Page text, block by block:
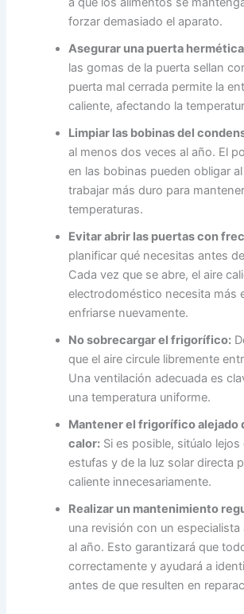
forzar demasiado el aparato.
Asegurar una puerta
las gomas de la puerta sellan
puerta mal cerrada permite la
caliente, afectando la
Limpiar las bobinas del
al menos dos veces al año. El
en las bobinas pueden obligar
trabajar más duro para
temperaturas.
Evitar abrir las puertas con
planificar qué necesitas antes
Cada vez que se abre, el aire
electrodoméstico necesita más
enfriarse nuevamente.
No sobrecargar el frigorífico:
que el aire circule libremente
Una ventilación adecuada es
una temperatura uniforme.
Mantener el frigorífico alejado
calor: Si es posible, sitúalo
estufas y de la luz solar directa
caliente innecesariamente.
Realizar un mantenimiento
una revisión con un especialista
al año. Esto garantizará que
correctamente y ayudará a
antes de que resulten en